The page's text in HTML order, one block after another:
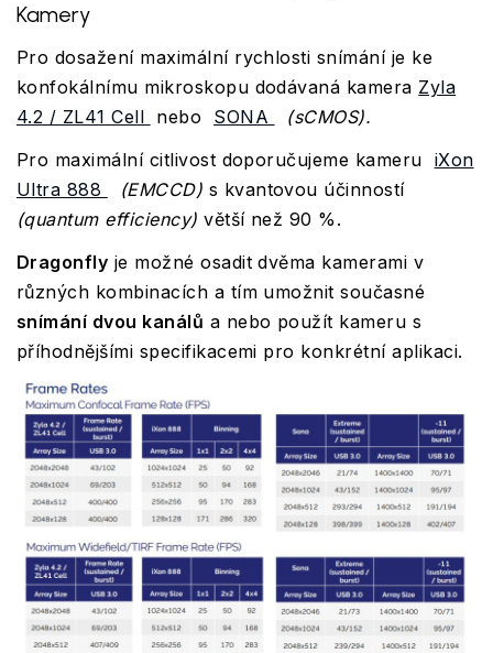
Kamery
Pro dosažení maximální rychlosti snímání je ke
konfokálnímu mikroskopu dodávaná kamera Zyla
4.2 / ZL41 Cell nebo SONA
(sCMOS).
Pro maximální citlivost doporučujeme kameru iXon
Ultra 888
(EMCCD) s kvantovou účinností
(quantum efficiency) větší než 90 %.
Dragonfly je možné osadit dvěma kamerami v
různých kombinacích a tím umožnit současné
snímání dvou kanálů a nebo použít kameru s
příhodnějšími specifikacemi pro konkrétní aplikaci.